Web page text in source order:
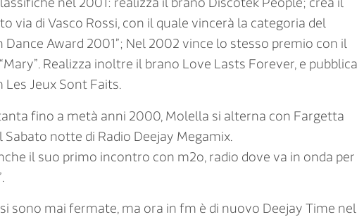
nel 2001: realizza il brano Discotek People; crea il
via di Vasco Rossi, con il quale vincerà la categoria del
Dance Award 2001”; Nel 2002 vince lo stesso premio con il
Realizza inoltre il brano Love Lasts Forever, e pubblica
Jeux Sont Faits.
fino a metà anni 2000, Molella si alterna con Fargetta
notte di Radio Deejay Megamix.
il suo primo incontro con m2o, radio dove va in onda per
sono mai fermate, ma ora in fm è di nuovo Deejay Time nel